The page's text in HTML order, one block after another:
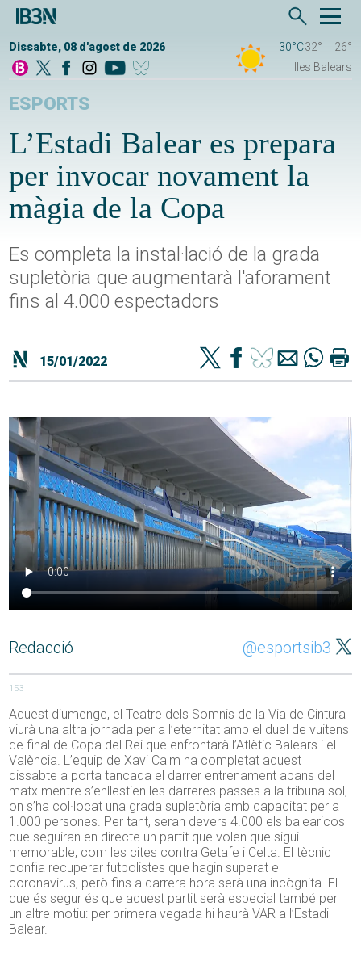
Dissabte, 08 d'agost de 2026 30°C32°
26°
Illes Balears
ESPORTS
L’Estadi Balear es prepara
per invocar novament la
màgia de la Copa
Es completa la instal·lació de la grada
supletòria que augmentarà l'aforament
fins al 4.000 espectadors
15/01/2022
Redacció @esportsib3
153
Aquest diumenge, el Teatre dels Somnis de la Via de Cintura
viurà una altra jornada per a l’eternitat amb el duel de vuitens
de final de Copa del Rei que enfrontarà l’Atlètic Balears i el
València. L’equip de Xavi Calm ha completat aquest
dissabte a porta tancada el darrer entrenament abans del
matx mentre s’enllestien les darreres passes a la tribuna sol,
on s’ha col·locat una grada supletòria amb capacitat per a
1.000 persones. Per tant, seran devers 4.000 els balearicos
que seguiran en directe un partit que volen que sigui
memorable, com les cites contra Getafe i Celta. El tècnic
confia recuperar futbolistes que hagin superat el
coronavirus, però fins a darrera hora serà una incògnita. El
que és segur és que aquest partit serà especial també per
un altre motiu: per primera vegada hi haurà VAR a l’Estadi
Balear.